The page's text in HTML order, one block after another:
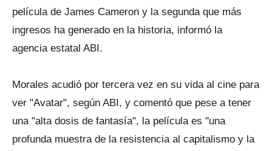
película de James Cameron y la segunda que más
ingresos ha generado en la historia, informó la
agencia estatal ABI.
Morales acudió por tercera vez en su vida al cine para
ver "Avatar", según ABI, y comentó que pese a tener
una "alta dosis de fantasía", la película es "una
profunda muestra de la resistencia al capitalismo y la